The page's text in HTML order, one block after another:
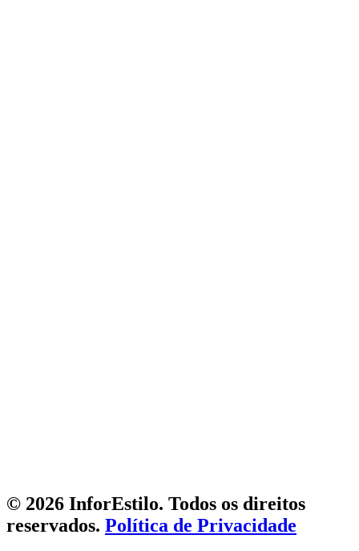
© 2026 InforEstilo. Todos os direitos
reservados. Política de Privacidade